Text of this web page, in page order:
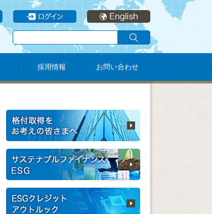
採用情報 お問い合わせ